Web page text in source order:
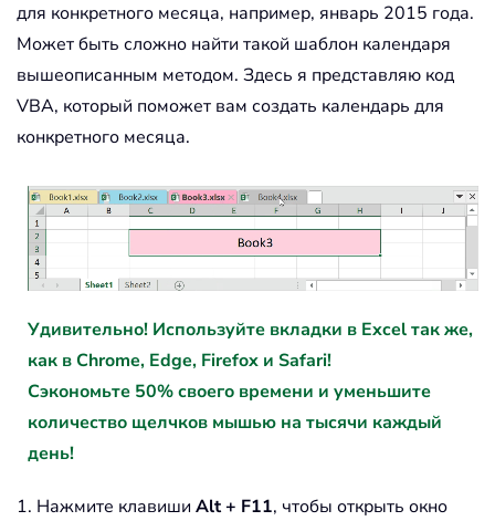
для конкретного месяца, например, январь 2015 года.
Может быть сложно найти такой шаблон календаря
вышеописанным методом. Здесь я представляю код
VBA, который поможет вам создать календарь для
конкретного месяца.
Удивительно! Используйте вкладки в Excel так же,
как в Chrome, Edge, Firefox и Safari!
Сэкономьте 50% своего времени и уменьшите
количество щелчков мышью на тысячи каждый
день!
1. Нажмите клавиши Alt + F11, чтобы открыть окно